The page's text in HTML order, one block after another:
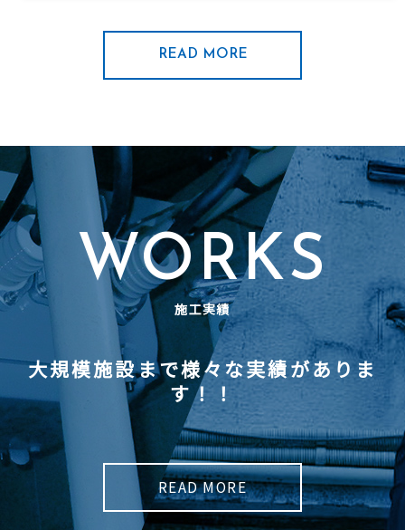
READ MORE
WORKS
施工実績
大規模施設まで様々な実績がありま
す！！
READ MORE